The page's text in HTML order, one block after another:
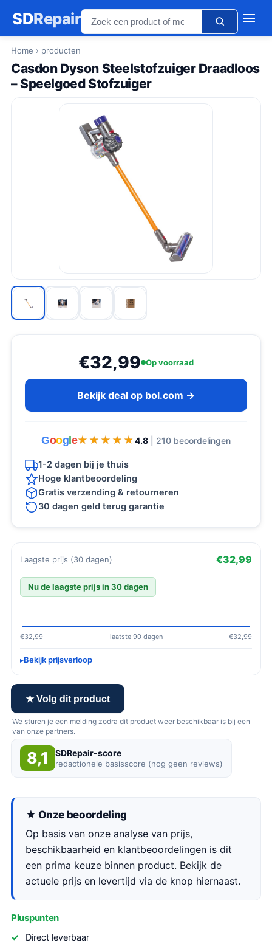
SDRepair
Home › producten
Casdon Dyson Steelstofzuiger Draadloos
– Speelgoed Stofzuiger
€32,99 Op voorraad
Bekijk deal op bol.com →
Goog e★★★★★
★★★★★ 4.8 | 210 beoordelingen
1-2 dagen bij je thuis
Hoge klantbeoordeling
Gratis verzending & retourneren
30 dagen geld terug garantie
Laagste prijs (30 dagen) €32,99
Nu de laagste prijs in 30 dagen
€32,99 laatste 90 dagen €32,99
Bekijk prijsverloop
★ Volg dit product
We sturen je een melding zodra dit product weer beschikbaar is bij een
van onze partners.
8,1 SDRepair-score
redactionele basisscore (nog geen reviews)
★ Onze beoordeling
Op basis van onze analyse van prijs,
beschikbaarheid en klantbeoordelingen is dit
een prima keuze binnen product. Bekijk de
actuele prijs en levertijd via de knop hiernaast.
Pluspunten
Direct leverbaar